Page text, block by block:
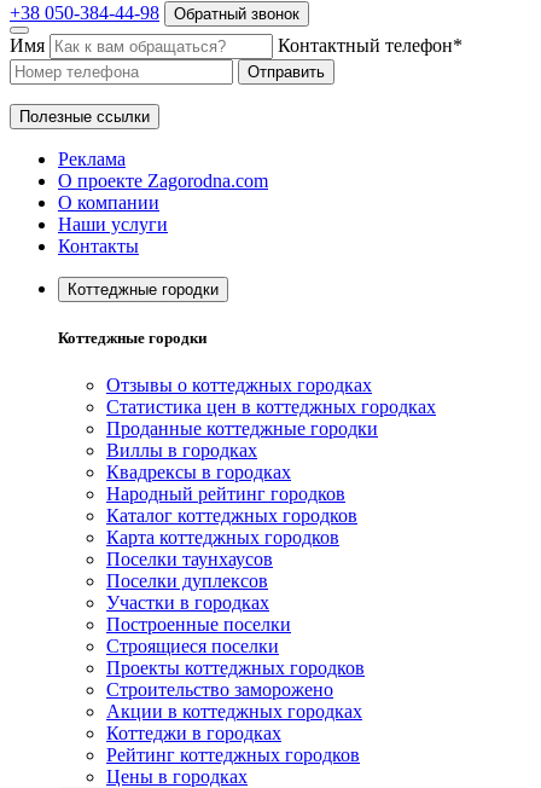
+38 050-384-44-98 Обратный звонок
Имя Контактный телефон*
Отправить
Полезные ссылки
Реклама
О проекте Zagorodna.com
О компании
Наши услуги
Контакты
Коттеджные городки
Коттеджные городки
Отзывы о коттеджных городках
Статистика цен в коттеджных городках
Проданные коттеджные городки
Виллы в городках
Квадрексы в городках
Народный рейтинг городков
Каталог коттеджных городков
Карта коттеджных городков
Поселки таунхаусов
Поселки дуплексов
Участки в городках
Построенные поселки
Строящиеся поселки
Проекты коттеджных городков
Строительство заморожено
Акции в коттеджных городках
Коттеджи в городках
Рейтинг коттеджных городков
Цены в городках